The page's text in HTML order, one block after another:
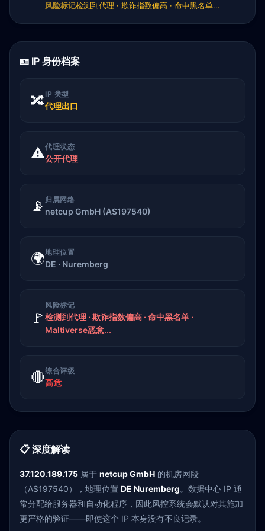
风险标记检测到代理 · 欺诈指数偏高 · 命中黑名单...
🪪 IP 身份档案
🔀IP 类型
代理出口
⚠️代理状态
公开代理
📡 归属网络
netcup GmbH (AS197540)
🌍地理位置
DE · Nuremberg
🚩
风险标记
检测到代理 · 欺诈指数偏高 · 命中黑名单 ·
Maltiverse恶意...
🔴综合评级
高危
📋 深度解读
37.120.189.175 属于 netcup GmbH 的机房网段
（AS197540），地理位置 DE Nuremberg。数据中心 IP 通
常分配给服务器和自动化程序，因此风控系统会默认对其施加
更严格的验证——即使这个 IP 本身没有不良记录。